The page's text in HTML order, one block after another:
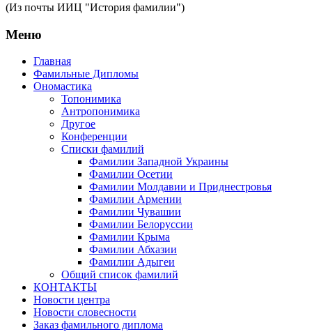
(Из почты ИИЦ "История фамилии")
Меню
Главная
Фамильные Дипломы
Ономастика
Топонимика
Антропонимика
Другое
Конференции
Списки фамилий
Фамилии Западной Украины
Фамилии Осетии
Фамилии Молдавии и Приднестровья
Фамилии Армении
Фамилии Чувашии
Фамилии Белоруссии
Фамилии Крыма
Фамилии Абхазии
Фамилии Адыгеи
Общий список фамилий
КОНТАКТЫ
Новости центра
Новости словесности
Заказ фамильного диплома